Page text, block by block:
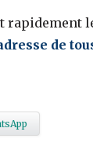
rapidement
de